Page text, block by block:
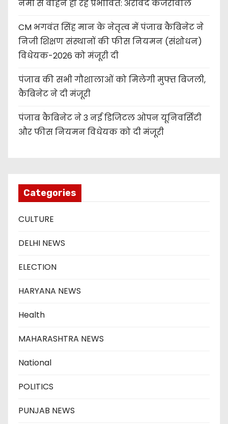
नमी से वाहन हो रहे प्रभावित: अरविंद केजरीवाल
CM भगवंत सिंह मान के नेतृत्व में पंजाब कैबिनेट ने
निजी शिक्षण संस्थानों की फीस नियमन (संशोधन)
विधेयक-2026 को मंजूरी दी
पंजाब की सभी गौशालाओं को मिलेगी मुफ्त बिजली,
कैबिनेट ने दी मंजूरी
पंजाब कैबिनेट ने 3 नई डिजिटल ओपन यूनिवर्सिटी
और फीस नियमन विधेयक को दी मंजूरी
Categories
CULTURE
DELHI NEWS
ELECTION
HARYANA NEWS
Health
MAHARASHTRA NEWS
National
POLITICS
PUNJAB NEWS